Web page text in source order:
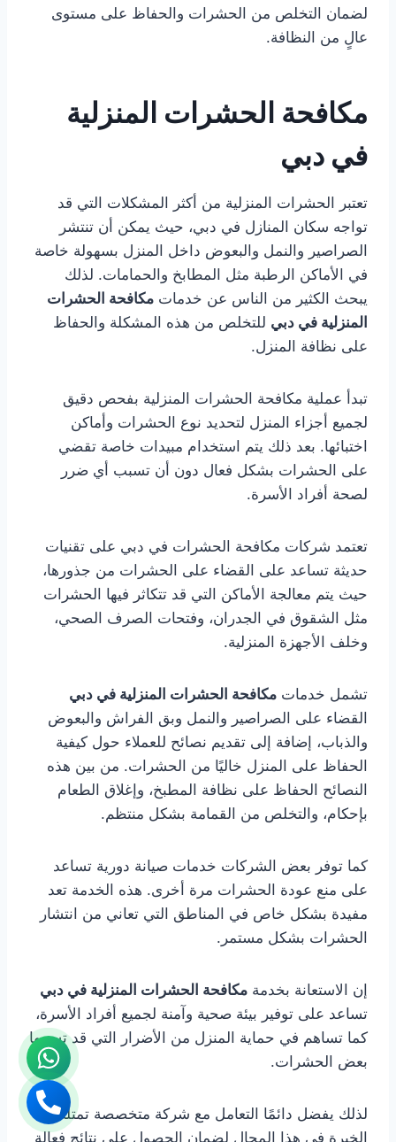
لضمان التخلص من الحشرات والحفاظ على مستوى
عالٍ من النظافة.
مكافحة الحشرات المنزلية
في دبي
تعتبر الحشرات المنزلية من أكثر المشكلات التي قد
تواجه سكان المنازل في دبي، حيث يمكن أن تنتشر
الصراصير والنمل والبعوض داخل المنزل بسهولة خاصة
في الأماكن الرطبة مثل المطابخ والحمامات. لذلك
يبحث الكثير من الناس عن خدمات مكافحة الحشرات
المنزلية في دبي للتخلص من هذه المشكلة والحفاظ
على نظافة المنزل.
تبدأ عملية مكافحة الحشرات المنزلية بفحص دقيق
لجميع أجزاء المنزل لتحديد نوع الحشرات وأماكن
اختبائها. بعد ذلك يتم استخدام مبيدات خاصة تقضي
على الحشرات بشكل فعال دون أن تسبب أي ضرر
لصحة أفراد الأسرة.
تعتمد شركات مكافحة الحشرات في دبي على تقنيات
حديثة تساعد على القضاء على الحشرات من جذورها،
حيث يتم معالجة الأماكن التي قد تتكاثر فيها الحشرات
مثل الشقوق في الجدران، وفتحات الصرف الصحي،
وخلف الأجهزة المنزلية.
تشمل خدمات مكافحة الحشرات المنزلية في دبي
القضاء على الصراصير والنمل وبق الفراش والبعوض
والذباب، إضافة إلى تقديم نصائح للعملاء حول كيفية
الحفاظ على المنزل خاليًا من الحشرات. من بين هذه
النصائح الحفاظ على نظافة المطبخ، وإغلاق الطعام
بإحكام، والتخلص من القمامة بشكل منتظم.
كما توفر بعض الشركات خدمات صيانة دورية تساعد
على منع عودة الحشرات مرة أخرى. هذه الخدمة تعد
مفيدة بشكل خاص في المناطق التي تعاني من انتشار
الحشرات بشكل مستمر.
إن الاستعانة بخدمة مكافحة الحشرات المنزلية في دبي
تساعد على توفير بيئة صحية وآمنة لجميع أفراد الأسرة،
كما تساهم في حماية المنزل من الأضرار التي قد تسببها
بعض الحشرات.
لذلك يفضل دائمًا التعامل مع شركة متخصصة تمتلك
الخبرة في هذا المجال لضمان الحصول على نتائج فعالة